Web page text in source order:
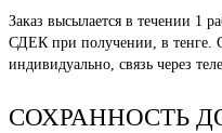
Заказ высылается в течении 1
СДЕК при получении, в тенге.
индивидуально, связь через
СОХРАННОСТЬ